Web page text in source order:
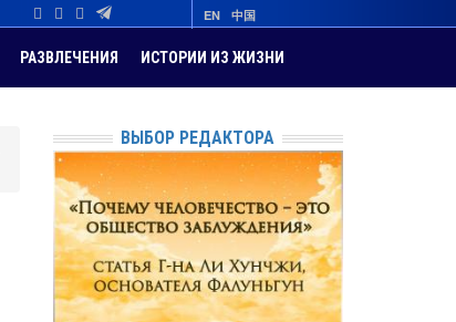
EN 中国
РАЗВЛЕЧЕНИЯ ИСТОРИИ ИЗ ЖИЗНИ
ВЫБОР РЕДАКТОРА